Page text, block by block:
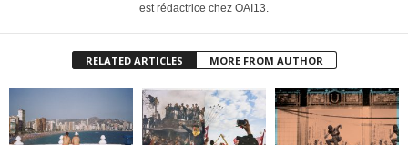
est rédactrice chez OAI13.
RELATED ARTICLES MORE FROM AUTHOR